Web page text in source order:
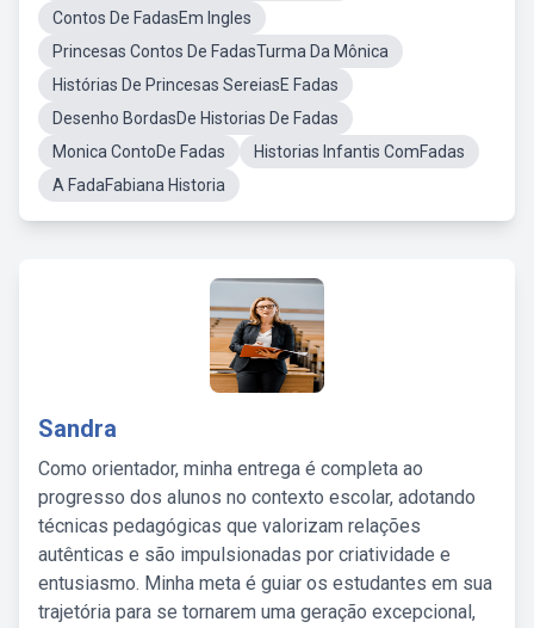
Contos De FadasEm Ingles
Princesas Contos De FadasTurma Da Mônica
Histórias De Princesas SereiasE Fadas
Desenho BordasDe Historias De Fadas
Monica ContoDe Fadas
Historias Infantis ComFadas
A FadaFabiana Historia
Sandra
Como orientador, minha entrega é completa ao
progresso dos alunos no contexto escolar, adotando
técnicas pedagógicas que valorizam relações
autênticas e são impulsionadas por criatividade e
entusiasmo. Minha meta é guiar os estudantes em sua
trajetória para se tornarem uma geração excepcional,